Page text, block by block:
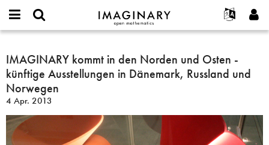
IMAGINARY
open
Français
Deutsch
Türkçe
Programme
Galerien
Filme
Texte
Projekte
Mitmachen
or
username
*
Passwort
*
Neues Benutzerkonto erstellen
Suche
IMAGINARY
kommt
in
den
Norden
und
Osten
IMAGINARY kommt in den Norden und Osten -
künftige Ausstellungen in Dänemark, Russland und
Norwegen
4 Apr. 2013